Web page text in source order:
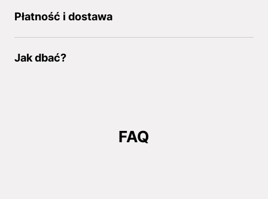
Płatność i dostawa
Jak dbać?
FAQ